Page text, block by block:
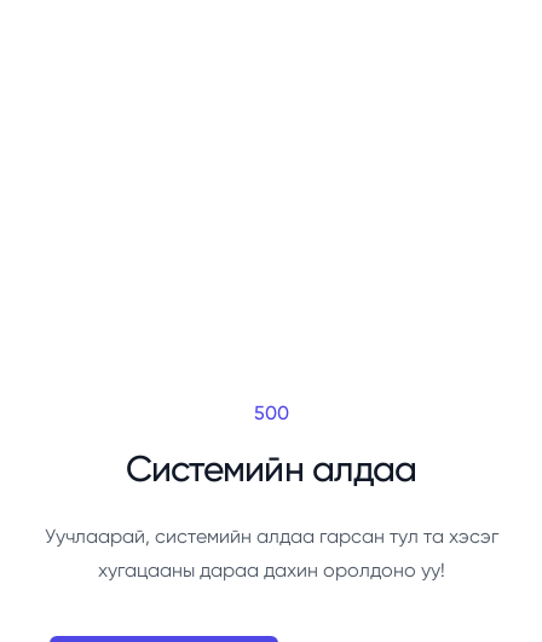
500
Системийн алдаа
Уучлаарай, системийн алдаа гарсан тул та хэсэг
хугацааны дараа дахин оролдоно уу!